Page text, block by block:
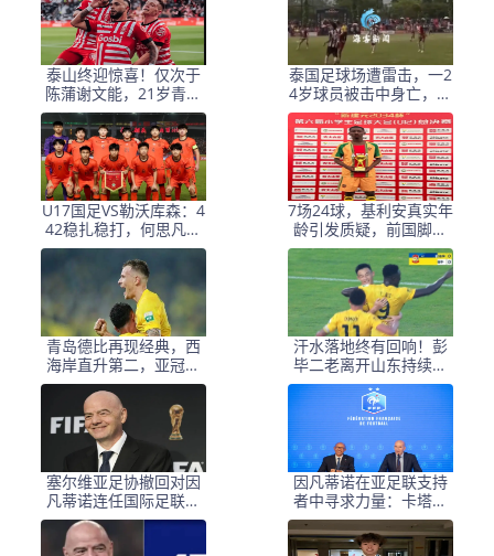
泰山终迎惊喜！仅次于
陈蒲谢文能，21岁青妖
崛起，未来国足新锋
线！
泰国足球场遭雷击，一2
4岁球员被击中身亡，身
边多人倒地，至少9人受
伤，警方介入调查
U17国足VS勒沃库森：4
42稳扎稳打，何思凡邝
兆镭领衔，赵松源冲锋
7场24球，基利安真实年
龄引发质疑，前国脚毛
剑卿称造假很正常
青岛德比再现经典，西
海岸直升第二，亚冠梦
想近在咫尺
汗水落地终有回响！彭
毕二老离开山东持续高
光，支持郑智以教练身
份征战亚冠
塞尔维亚足协撤回对因
凡蒂诺连任国际足联主
席的支持
因凡蒂诺在亚足联支持
者中寻求力量：卡塔尔
与阿联酋的立场引发关
注